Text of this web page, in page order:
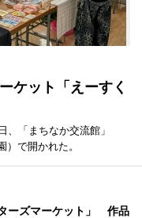
ケット「えーすく
「まちなか交流館」
）で開かれた。
ーズマーケット」 作品